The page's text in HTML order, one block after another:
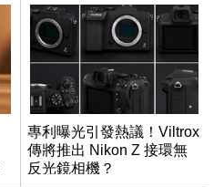
專利曝光引發熱議！Viltrox
傳將推出 Nikon Z 接環無
反光鏡相機？